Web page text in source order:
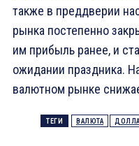
также в преддверии
рынка постепенно
им прибыль ранее, и
ожидании праздника.
валютном рынке
ТЕГИ ВАЛЮТА